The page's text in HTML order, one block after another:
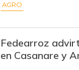
AGRO
Fedearroz
en Casanare y